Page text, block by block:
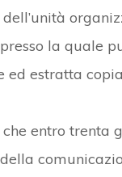
dell’unità
la quale
ed estratta
che entro trenta